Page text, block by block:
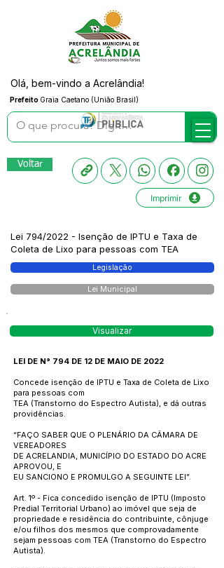
Prefeito Graia Caetano (União Brasil)
Olá, bem-vindo a Acrelândia!
Voltar
Imprimir
Lei 794/2022 - Isenção de IPTU e Taxa de
Coleta de Lixo para pessoas com TEA
Legislação
Lei Municipal
Visualizar
LEI DE N° 794 DE 12 DE MAIO DE 2022
Concede isenção de IPTU e Taxa de Coleta de Lixo
para pessoas com
TEA (Transtorno do Espectro Autista), e dá outras
providências.
“FAÇO SABER QUE O PLENÁRIO DA CÂMARA DE
VEREADORES
DE ACRELANDIA, MUNICÍPIO DO ESTADO DO ACRE
APROVOU, E
EU SANCIONO E PROMULGO A SEGUINTE LEI”.
Art. 1º - Fica concedido isenção de IPTU (Imposto
Predial Territorial Urbano) ao imóvel que seja de
propriedade e residência do contribuinte, cônjuge
e/ou filhos dos mesmos que comprovadamente
sejam pessoas com TEA (Transtorno do Espectro
Autista).